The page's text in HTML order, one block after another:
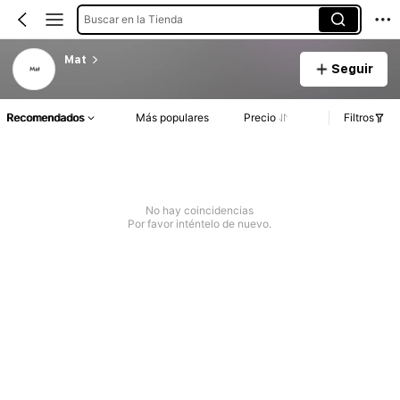
Buscar en la Tienda
Mat
Seguir
Recomendados Más populares Precio Filtros
No hay coincidencias
Por favor inténtelo de nuevo.